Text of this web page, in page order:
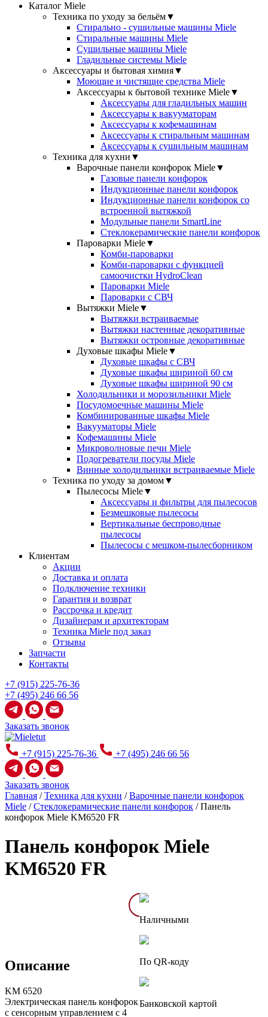
Каталог Miele
Техника по уходу за бельём▼
Стирально - сушильные машины Miele
Стиральные машины Miele
Сушильные машины Miele
Гладильные системы Miele
Аксессуары и бытовая химия▼
Моющие и чистящие средства Miele
Аксессуары к бытовой технике Miele▼
Аксессуары для гладильных машин
Аксессуары к вакууматорам
Аксессуары к кофемашинам
Аксессуары к стиральным машинам
Аксессуары к сушильным машинам
Техника для кухни ▼
Варочные панели конфорок Miele▼
Газовые панели конфорок
Индукционные панели конфорок
Индукционные панели конфорок со
встроенной вытяжкой
Модульные панели SmartLine
Стеклокерамические панели конфорок
Пароварки Miele▼
Комби-пароварки
Комби-пароварки с функцией
самоочистки HydroClean
Пароварки Miele
Пароварки с СВЧ
Вытяжки Miele▼
Вытяжки встраиваемые
Вытяжки настенные декоративные
Вытяжки островные декоративные
Духовые шкафы Miele▼
Духовые шкафы с СВЧ
Духовые шкафы шириной 60 см
Духовые шкафы шириной 90 см
Холодильники и морозильники Miele
Посудомоечные машины Miele
Комбинированные шкафы Miele
Вакууматоры Miele
Кофемашины Miele
Микроволновые печи Miele
Подогреватели посуды Miele
Винные холодильники встраиваемые Miele
Техника по уходу за домом▼
Пылесосы Miele▼
Аксессуары и фильтры для пылесосов
Безмешковые пылесосы
Вертикальные беспроводные
пылесосы
Пылесосы с мешком-пылесборником
Клиентам
Акции
Доставка и оплата
Подключение техники
Гарантия и возврат
Рассрочка и кредит
Дизайнерам и архитекторам
Техника Miele под заказ
Отзывы
Запчасти
Контакты
+7 (915) 225-76-36
+7 (495) 246 66 56
Заказать звонок
+7 (915) 225-76-36 +7 (495) 246 66 56
Заказать звонок
Главная /Техника для кухни /Варочные панели конфорок
Miele /Стеклокерамические панели конфорок /Панель
конфорок Miele KM6520 FR
Панель конфорок Miele
KM6520 FR
Наличными
По QR-коду
Банковской картой
Описание
Описание
KM 6520
Электрическая панель конфорок
с сенсорным управлением с 4